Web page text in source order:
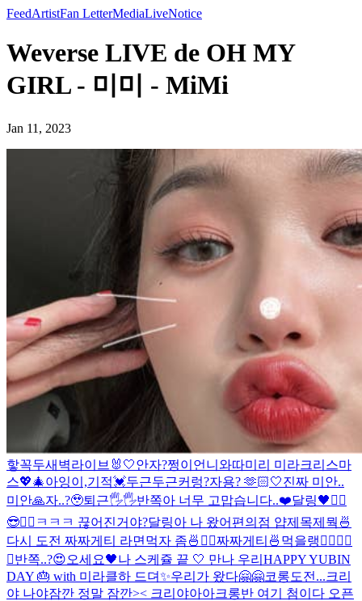
FeedArtistFan LetterMediaLiveNotice
Weverse LIVE de OH MY
GIRL - 미미 - MiMi
Jan 11, 2023
핳꼭두새벽라이브 🐰🤍안자?쩡이언니와따미리 미라크리스마
스💖🎄아잉이,기적💓두근두근커렁?자용? 🫶🏻🤍진짜 미안..
미안🙏자..?🥹퇴근🖐🖐반쪽아 너무 고맙습니다..❤️달링🖤 ✌🏻
😎✌🏻 ㅋㅋㅋ 끊어진거야?달링아 나 왔어 편의점 얍제목제뭑 🍜
다시 도전 짜짜게티 라면먹자 좀🍜✌🏻짜짜게티🍜먹을랭 ✌🏻 🖤🍒
🖤반쪽..?😍오세요🖤나 스케쥴 끝 🤍 만나 우리 HAPPY YUBIN
DAY 🎂 with 미라클하 드뎌✨우리가 왔다🤗🤗코롱도전...크리
야 나야잠깐 정말 잠깐>< 크리야아아크롱반 여기 첨이다 오픈